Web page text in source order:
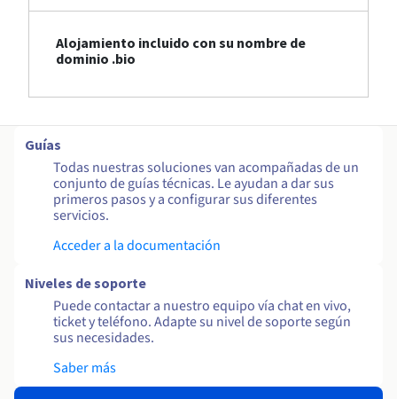
Alojamiento incluido con su nombre de
dominio .bio
Guías
Todas nuestras soluciones van acompañadas de un
conjunto de guías técnicas. Le ayudan a dar sus
primeros pasos y a configurar sus diferentes
servicios.
Acceder a la documentación
Niveles de soporte
Puede contactar a nuestro equipo vía chat en vivo,
ticket y teléfono. Adapte su nivel de soporte según
sus necesidades.
Saber más